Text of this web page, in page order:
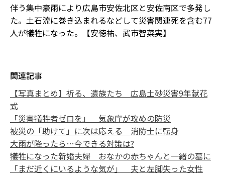
伴う集中豪雨により広島市安佐北区と安佐南区で多発し
た。土石流に巻き込まれるなどして災害関連死を含む77
人が犠牲になった。【安徳祐、武市智菜実】
関連記事
【写真まとめ】祈る、遺族たち 広島土砂災害9年献花
式
「災害犠牲者ゼロを」 気象庁が攻めの防災
被災の「助けて」に次は応える 消防士に転身
大雨が降ったら…今できる対策は?
犠牲になった新婚夫婦 おなかの赤ちゃんと一緒の墓に
「まだ近くにいるような気が」 夫と左脚失った女性